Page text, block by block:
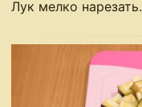
Лук мелко нарезать.